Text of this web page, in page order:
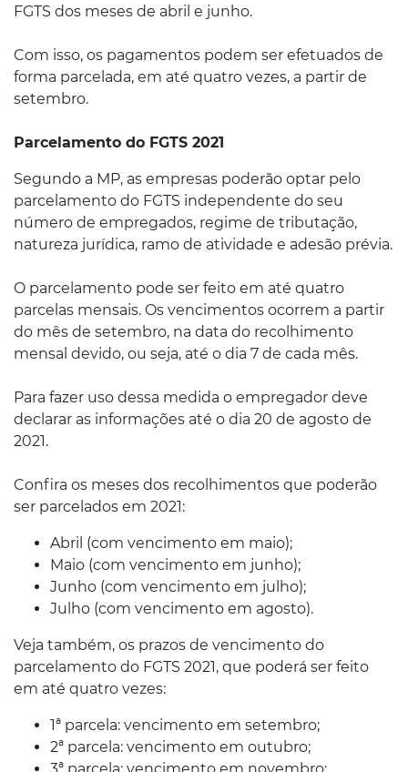
FGTS dos meses de abril e junho.
Com isso, os pagamentos podem ser efetuados de
forma parcelada, em até quatro vezes, a partir de
setembro.
Parcelamento do FGTS 2021
Segundo a MP, as empresas poderão optar pelo
parcelamento do FGTS independente do seu
número de empregados, regime de tributação,
natureza jurídica, ramo de atividade e adesão prévia.
O parcelamento pode ser feito em até quatro
parcelas mensais. Os vencimentos ocorrem a partir
do mês de setembro, na data do recolhimento
mensal devido, ou seja, até o dia 7 de cada mês.
Para fazer uso dessa medida o empregador deve
declarar as informações até o dia 20 de agosto de
2021.
Confira os meses dos recolhimentos que poderão
ser parcelados em 2021:
Abril (com vencimento em maio);
Maio (com vencimento em junho);
Junho (com vencimento em julho);
Julho (com vencimento em agosto).
Veja também, os prazos de vencimento do
parcelamento do FGTS 2021, que poderá ser feito
em até quatro vezes:
1ª parcela: vencimento em setembro;
2ª parcela: vencimento em outubro;